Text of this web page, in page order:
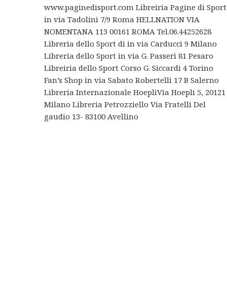
www.paginedisport.com Libreiria Pagine di Sport
in via Tadolini 7/9 Roma HELLNATION VIA
NOMENTANA 113 00161 ROMA Tel.06.44252628
Libreria dello Sport di in via Carducci 9 Milano
Libreria dello Sport in via G. Passeri 81 Pesaro
Libreiria dello Sport Corso G. Siccardi 4 Torino
Fan’s Shop in via Sabato Robertelli 17 B Salerno
Libreria Internazionale HoepliVia Hoepli 5, 20121
Milano Libreria Petrozziello Via Fratelli Del
gaudio 13- 83100 Avellino